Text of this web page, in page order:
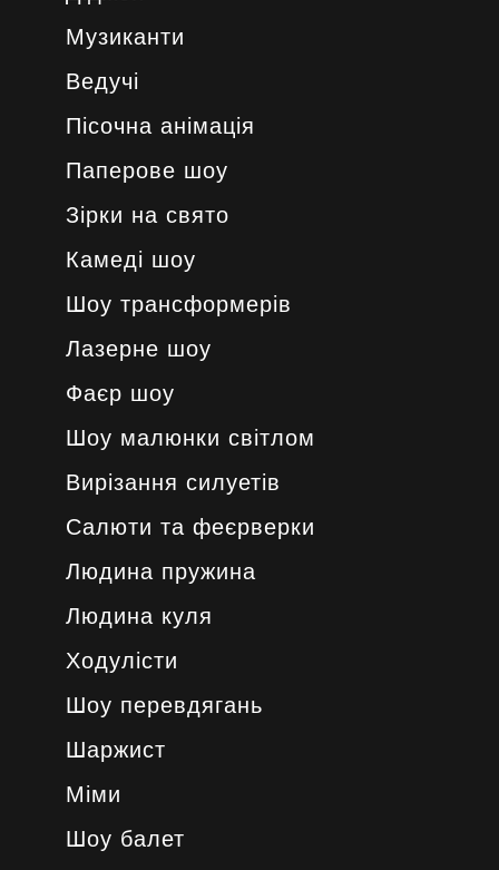
Музиканти
Ведучі
Пісочна анімація
Паперове шоу
Зірки на свято
Камеді шоу
Шоу трансформерів
Лазерне шоу
Фаєр шоу
Шоу малюнки світлом
Вирізання силуетів
Салюти та феєрверки
Людина пружина
Людина куля
Ходулісти
Шоу перевдягань
Шаржист
Міми
Шоу балет